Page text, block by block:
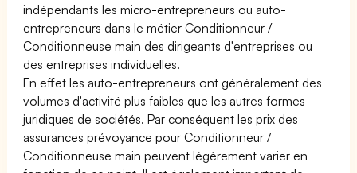
indépendants les micro-entrepreneurs ou auto-
entrepreneurs dans le métier Conditionneur /
Conditionneuse main des dirigeants d'entreprises ou
des entreprises individuelles.
En effet les auto-entrepreneurs ont généralement des
volumes d'activité plus faibles que les autres formes
juridiques de sociétés. Par conséquent les prix des
assurances prévoyance pour Conditionneur /
Conditionneuse main peuvent légèrement varier en